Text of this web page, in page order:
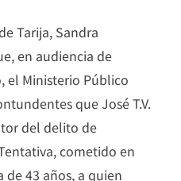
Tarija, Sandra
en audiencia de
el Ministerio Público
que José T.V.
del delito de
cometido en
43 años, a quien